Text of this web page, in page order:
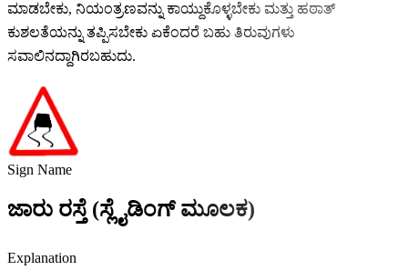
ಮಾಡಬೇಕು, ನಿಯಂತ್ರಣವನ್ನು ಕಾಯ್ದುಕೊಳ್ಳಬೇಕು ಮತ್ತು ಹಠಾತ್
ಕುಶಲತೆಯನ್ನು ತಪ್ಪಿಸಬೇಕು ಏಕೆಂದರೆ ಬಹು ತಿರುವುಗಳು
ಸವಾಲಿನದ್ದಾಗಿರಬಹುದು.
Sign Name
ಜಾರು ರಸ್ತೆ (ಸ್ಲೈಡಿಂಗ್ ಮೂಲಕ)
Explanation